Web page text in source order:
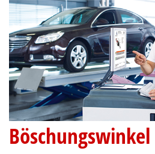
Böschungswinkel